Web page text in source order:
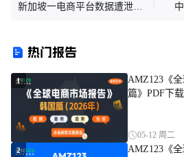
新加坡一电商平台数据遭泄
费更多；越南网络诈骗案件达
热门报告
1
AMZ123《
篇》PDF下载
05-12 周二
2 AMZ123《